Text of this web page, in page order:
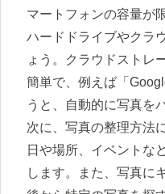
マートフォンの容量が
ハードドライブやクラ
ょう。クラウドストレ
簡単で、例えば「
うと、自動的に写真を
次に、写真の整理方法
日や場所、イベントな
します。また、写真に